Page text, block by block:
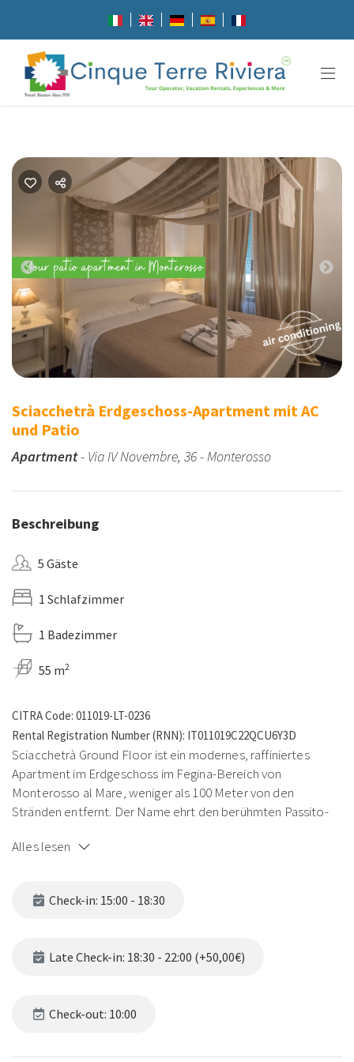
Previous
Sciacchetrà Erdgeschoss-Apartment mit AC
und Patio
Apartment- Via IV Novembre, 36 - Monterosso
Beschreibung
5 Gäste
1 Schlafzimmer
1 Badezimmer
55 m2
CITRA Code: 011019-LT-0236
Rental Registration Number (RNN): IT011019C22QCU6Y3D
Sciacchetrà Ground Floor ist ein modernes, raffiniertes
Apartment im Erdgeschoss im Fegina-Bereich von
Monterosso al Mare, weniger als 100 Meter von den
Stränden entfernt. Der Name ehrt den berühmten Passito-
auch für Gäste mit eingeschränkter Mobilität ideal.
Doppelschlafsofa und einem Einzelsessel-Bett. Die
Freien. Klimaanlage und autonome Heizung.
Ausstattung:WLAN · Smart TV 32" · Klimaanlage und
Alles lesen
Check-in: 15:00 - 18:30
Late Check-in: 18:30 - 22:00 (+50,00€)
Check-out: 10:00